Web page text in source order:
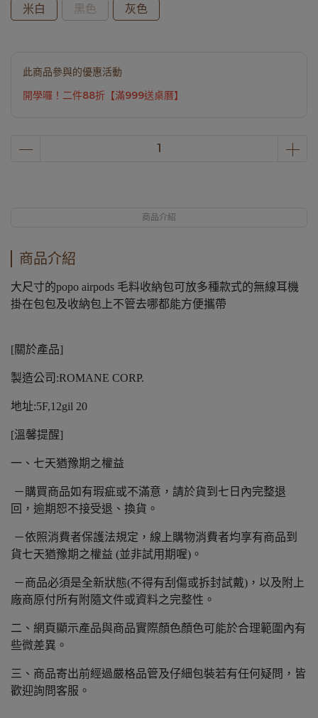
米白
黑色 灰色
此商品參與的優惠活動
開學囉！二件88折【滿999送桌曆】
商品介紹
商品介紹
大尺寸的popo airpods 毛料收納包可放多種款式的無線耳機
掛在包包及收納包上不管去哪都能方便攜帶
[關於產品]
製造公司:ROMANE CORP.
地址:5F,12gil 20
[溫馨提醒]
一、七天猶豫期之權益
－購買商品如有瑕疵或不滿意，請於貨到七日內完整退
回，逾期恕不接受退、換貨。
－依照消費者保護法規定，線上購物消費者均享有商品到
貨七天猶豫期之權益 (並非試用期喔)。
－商品必須是全新狀態(不得有刮傷或拆封試戴)，以及附上
廠商原付所有附隨文件或資料之完整性。
二、網頁顯示產品與商品實際顏色顏色可能於合理範圍內有
些微差異。
三、商品寄出前經過嚴格品管及仔細包裝若有任何疑問，皆
歡迎詢問客服。